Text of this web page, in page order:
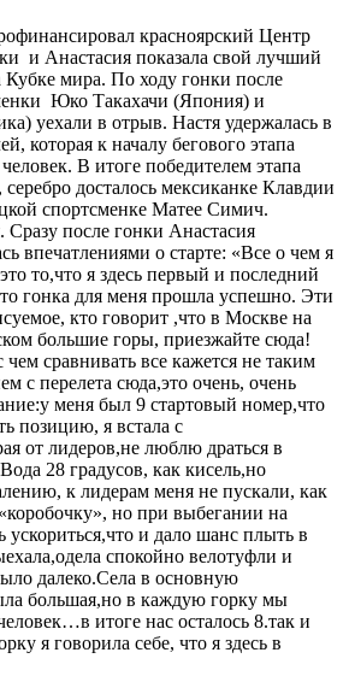
красноярский Центр
и Анастасия показала свой лучший
Кубке мира. По ходу гонки после
Юко Такахачи (Япония) и
уехали в отрыв. Настя удержалась в
которая к началу бегового этапа
В итоге победителем этапа
досталось мексиканке Клавдии
спортсменке Матее Симич.
Сразу после гонки Анастасия
впечатлениями о старте: «Все о чем я
то,что я здесь первый и последний
гонка для меня прошла успешно. Эти
кто говорит ,что в Москве на
большие горы, приезжайте сюда!
чем сравнивать все кажется не таким
перелета сюда,это очень, очень
меня был 9 стартовый номер,что
позицию, я встала с
от лидеров,не люблю драться в
28 градусов, как кисель,но
к лидерам меня не пускали, как
но при выбегании на
ускориться,что и дало шанс плыть в
спокойно велотуфли и
далеко.Села в основную
большая,но в каждую горку мы
итоге нас осталось 8.так и
я говорила себе, что я здесь в